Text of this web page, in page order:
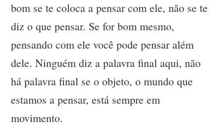
bom se te coloca a pensar com ele, não se te
diz o que pensar. Se for bom mesmo,
pensando com ele você pode pensar além
dele. Ninguém diz a palavra final aqui, não
há palavra final se o objeto, o mundo que
estamos a pensar, está sempre em
movimento.